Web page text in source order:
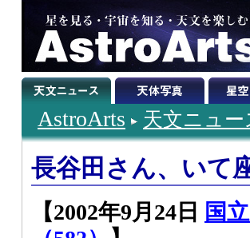
AstroArts 天文ニュー
長谷田さん、いて
【2002年9月24日 国